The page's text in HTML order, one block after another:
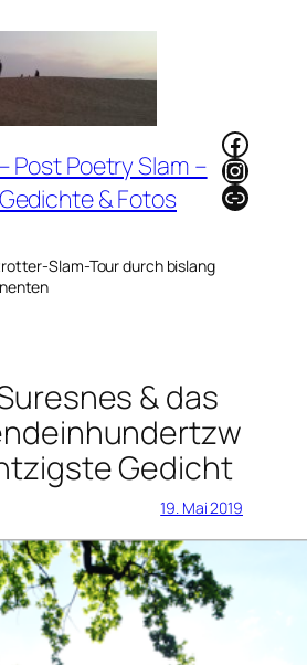
Post Poetry Slam –
& Fotos
Slam-Tour durch bislang
Link
& das
Gedicht
19. Mai 2019